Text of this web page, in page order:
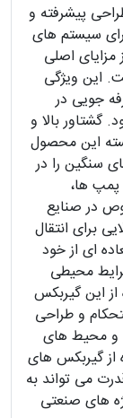
پیشرفته و
سیستم های
اصلی
این ویژگی
جویی در
گشتاور بالا و
این محصول
سنگین را در
ها،
در صنایع
برای انتقال
ای از خود
محیطی
از این گیربکس
و طراحی
و محیط های
از گیربکس های
می تواند به
های صنعتی